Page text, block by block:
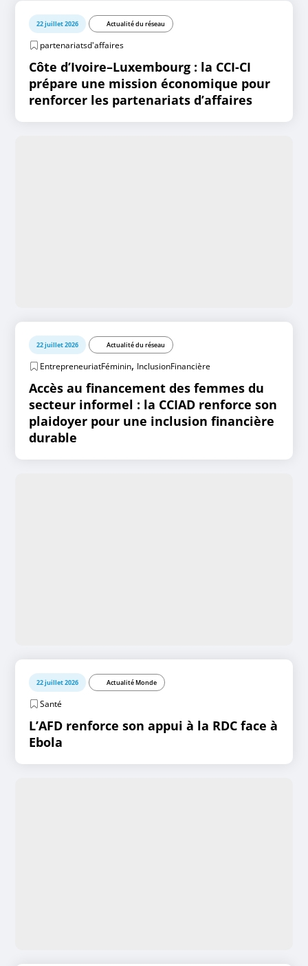
22 juillet 2026 Actualité du réseau
partenariatsd'affaires
Côte d’Ivoire–Luxembourg : la CCI-CI
prépare une mission économique pour
renforcer les partenariats d’affaires
22 juillet 2026 Actualité du réseau
EntrepreneuriatFéminin, InclusionFinancière
Accès au financement des femmes du
secteur informel : la CCIAD renforce son
plaidoyer pour une inclusion financière
durable
22 juillet 2026 Actualité Monde
Santé
L’AFD renforce son appui à la RDC face à
Ebola